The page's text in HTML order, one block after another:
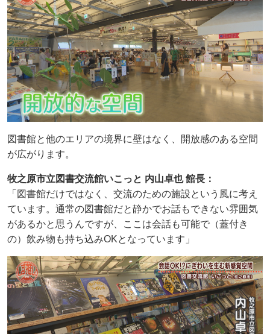
図書館と他のエリアの境界に壁はなく、開放感のある空間
が広がります。
牧之原市立図書交流館いこっと 内山卓也 館長：
「図書館だけではなく、交流のための施設という風に考え
ています。通常の図書館だと静かでお話もできない雰囲気
があるかと思うんですが、ここは会話も可能で（蓋付き
の）飲み物も持ち込みOKとなっています」